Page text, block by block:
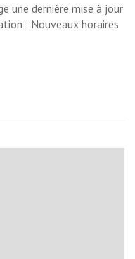
une dernière mise à jour
: Nouveaux horaires